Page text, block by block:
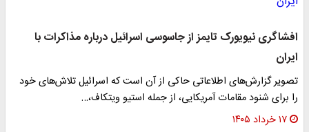
افشاگری نیویورک تایمز از جاسوسی اسرائیل درباره مذاکرات با
ایران
تصویر گزارش‌های اطلاعاتی حاکی از آن است که اسرائیل تلاش‌های خود
را برای شنود مقامات آمریکایی، از جمله استیو ویتکاف،…
۱۷ خرداد ۱۴۰۵